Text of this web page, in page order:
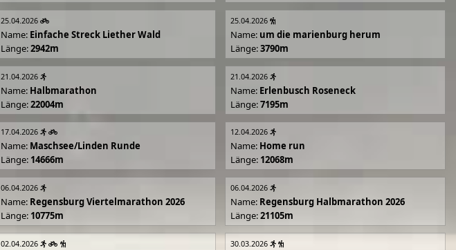
25.04.2026
Name: Einfache Streck Liether Wald
Länge:2942m
25.04.2026
Name: um die marienburg herum
Länge:3790m
21.04.2026
Name: Halbmarathon
Länge:22004m
21.04.2026
Name: Erlenbusch Roseneck
Länge:7195m
17.04.2026
Name: Maschsee/Linden Runde
Länge: 14666m
12.04.2026
Name: Home run
Länge: 12068m
06.04.2026
Name: Regensburg Viertelmarathon 2026
Länge: 10775m
06.04.2026
Name: Regensburg Halbmarathon 2026
Länge:21105m
02.04.2026 30.03.2026